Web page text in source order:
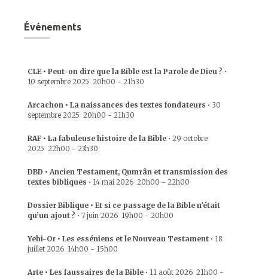
Événements
CLE • Peut-on dire que la Bible est la Parole de Dieu ? •
10 septembre 2025 20h00 - 21h30
Arcachon • La naissances des textes fondateurs • 30
septembre 2025 20h00 - 21h30
RAF • La fabuleuse histoire de la Bible • 29 octobre
2025 22h00 - 23h30
DBD • Ancien Testament, Qumrân et transmission des
textes bibliques • 14 mai 2026 20h00 - 22h00
Dossier Biblique • Et si ce passage de la Bible n’était
qu’un ajout ? • 7 juin 2026 19h00 - 20h00
Yehi-Or • Les esséniens et le Nouveau Testament • 18
juillet 2026 14h00 - 15h00
Arte • Les faussaires de la Bible • 11 août 2026 21h00 -